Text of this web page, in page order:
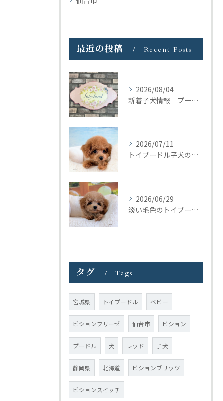
最近の投稿 Recent Posts
2026/08/04
新着子犬情報｜プードル＆ビションプーの募集をまとめて開始しました
2026/07/11
トイプードル子犬の巣立ち｜トリミングの日に見つけたご縁
2026/06/29
淡い毛色のトイプードル女の子｜元気いっぱいの子犬が巣立ちました
タグ Tags
宮城県 トイプードル ベビー
ビションフリーゼ 仙台市 ビション
プードル 犬 レッド 子犬
静岡県 北海道 ビションブリッツ
ビションスイッチ